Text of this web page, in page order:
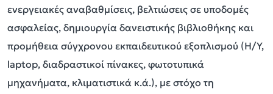
ενεργειακές αναβαθμίσεις, βελτιώσεις σε υποδομές
ασφαλείας, δημιουργία δανειστικής βιβλιοθήκης και
προμήθεια σύγχρονου εκπαιδευτικού εξοπλισμού (Η/Υ,
laptop, διαδραστικοί πίνακες, φωτοτυπικά
μηχανήματα, κλιματιστικά κ.ά.), με στόχο τη